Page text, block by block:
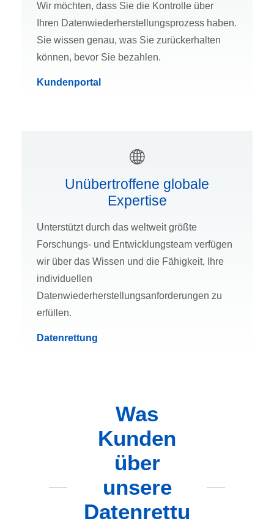
Wir möchten, dass Sie die Kontrolle über
Ihren Datenwiederherstellungsprozess haben.
Sie wissen genau, was Sie zurückerhalten
können, bevor Sie bezahlen.
Kundenportal
Unübertroffene globale
Expertise
Unterstützt durch das weltweit größte
Forschungs- und Entwicklungsteam verfügen
wir über das Wissen und die Fähigkeit, Ihre
individuellen
Datenwiederherstellungsanforderungen zu
erfüllen.
Datenrettung
Was
Kunden
über
unsere
Datenrettu